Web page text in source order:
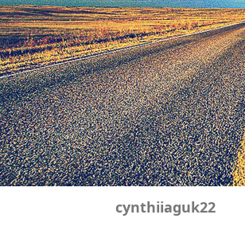
cynthiiaguk22